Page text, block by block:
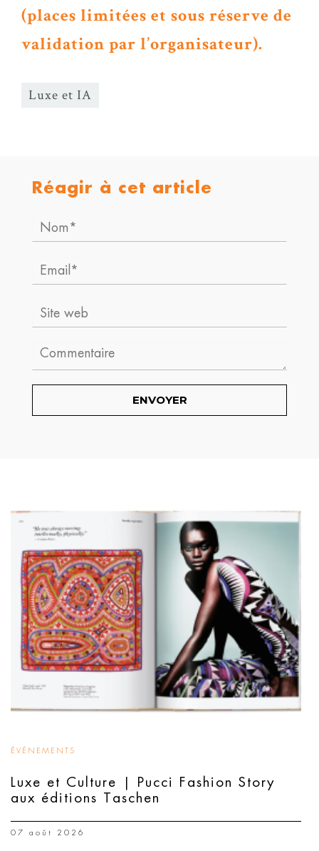
(places limitées et sous réserve de
validation par l’organisateur).
Luxe et IA
Réagir à cet article
Nom*
Email*
Site
web
Comment
ÉVÉNEMENTS
Luxe et Culture | Pucci Fashion Story
aux éditions Taschen
07 août 2026